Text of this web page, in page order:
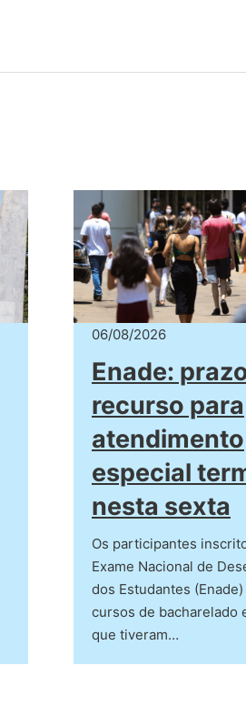
06/08/2026
Enade:
recurso para
atendimento
especial
nesta sexta
Os participantes
Exame Nacional de
dos Estudantes
cursos de bacharelado
que tiveram…